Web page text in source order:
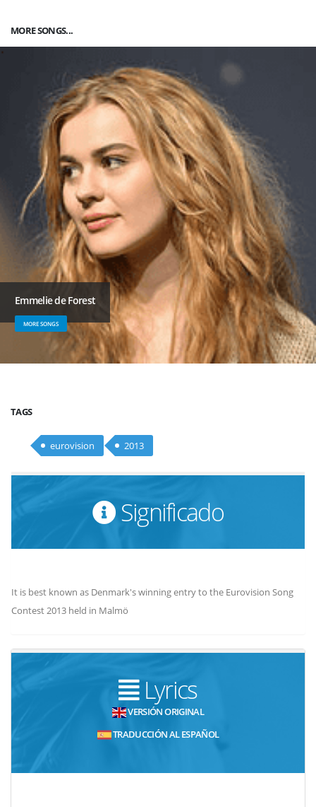
MORE SONGS...
Emmelie de Forest
MORE SONGS
TAGS
eurovision 2013
Significado
It is best known as Denmark's winning entry to the Eurovision Song
Contest 2013 held in Malmö
Lyrics
VERSIÓN ORIGINAL
TRADUCCIÓN AL ESPAÑOL